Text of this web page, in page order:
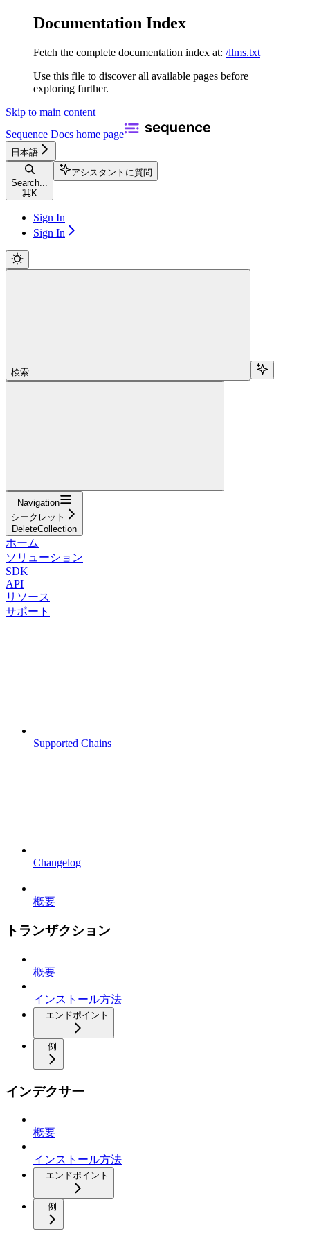
Documentation Index
Fetch the complete documentation index at: /llms.txt
Use this file to discover all available pages before
exploring further.
Skip to main content
Sequence Docs home page
日本語
Search...
⌘K
アシスタントに質問
Sign In
Sign In
検索...
Navigation
シークレット
DeleteCollection
ホーム
ソリューション
SDK
API
リソース
サポート
Supported Chains
Changelog
概要
トランザクション
概要
インストール方法
エンドポイント
例
インデクサー
概要
インストール方法
エンドポイント
例